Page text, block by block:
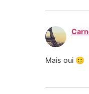
Mais oui 🙂